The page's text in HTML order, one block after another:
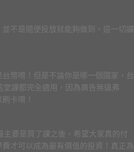
不是隨便投放就能夠做到，這一切課
幣唷！但是不論你是哪一個國家，台
堂課都完全適用，因為廣告無遠弗
卡唷！
主要是買了課之後，希望大家真的付
才可以成為最有價值的投資！真正為